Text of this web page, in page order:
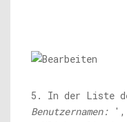
5. In der Liste
Benutzernamen: ',